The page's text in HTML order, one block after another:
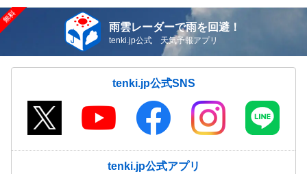
雨雲レーダーで雨を回避！
tenki.jp公式 天気予報アプリ
tenki.jp公式SNS
tenki.jp公式アプリ